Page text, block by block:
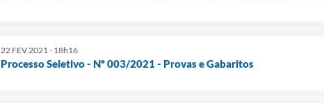
22 FEV 2021 - 18h16
Processo Seletivo - Nº 003/2021 - Provas e Gabaritos